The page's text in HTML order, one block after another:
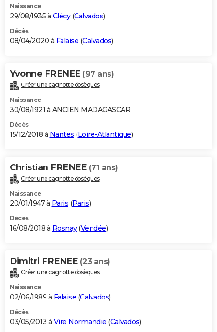
Naissance
29/08/1935 à Clécy(Calvados)
Décès
08/04/2020 à Falaise (Calvados)
Yvonne FRENEE (97 ans)
Créer une cagnotte obsèques
Naissance
30/08/1921 à ANCIEN MADAGASCAR
Décès
15/12/2018 à Nantes (Loire-Atlantique)
Christian FRENEE (71 ans)
Créer une cagnotte obsèques
Naissance
20/01/1947 à Paris (Paris)
Décès
16/08/2018 à Rosnay(Vendée)
Dimitri FRENEE (23 ans)
Créer une cagnotte obsèques
Naissance
02/06/1989 à Falaise (Calvados)
Décès
03/05/2013 à Vire Normandie (Calvados)